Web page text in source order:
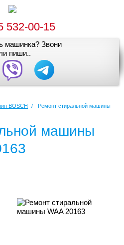
532-00-15
машинка? Звони
пиши..
BOSCH /
Ремонт стиральной машины
машины